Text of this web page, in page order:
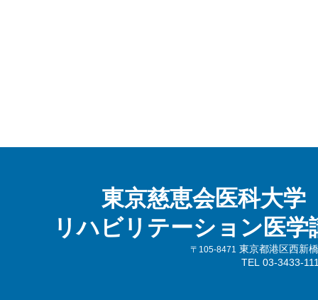
東京慈恵会医科大学
リハビリテーション医学
〒105-8471
東京都港区西新
TEL 03-3433-